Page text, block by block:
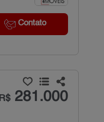
Contato
R$281.000